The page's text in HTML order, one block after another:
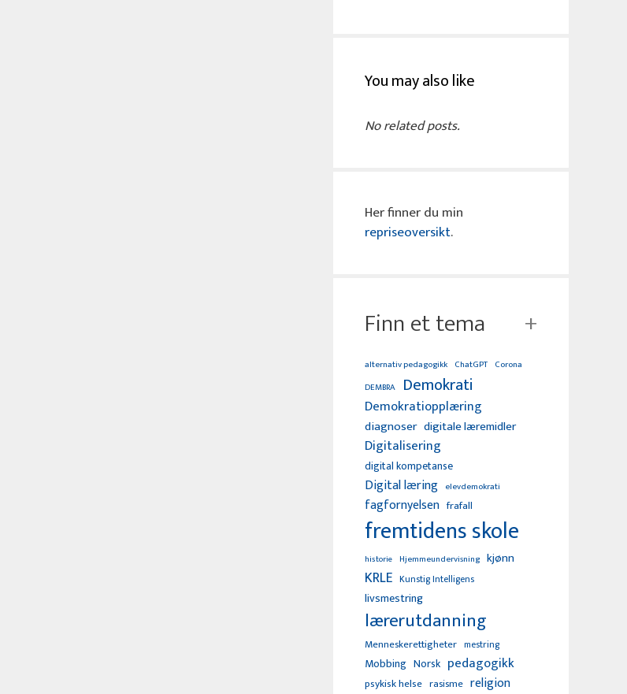
You may also like
No related posts.
Her finner du min
repriseoversikt.
Finn et tema
alternativ pedagogikk ChatGPT Corona
DEMBRA Demokrati
Demokratiopplæring
diagnoser digitale læremidler
Digitalisering
digital kompetanse
Digital læring elevdemokrati
fagfornyelsen frafall
fremtidens skole
historie Hjemmeundervisning kjønn
KRLE Kunstig Intelligens
livsmestring
lærerutdanning
Menneskerettigheter mestring
Mobbing Norsk pedagogikk
psykisk helse rasisme religion